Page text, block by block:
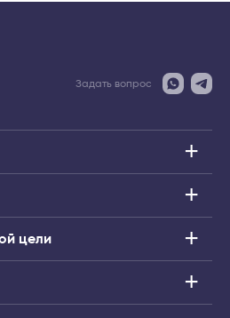
Задать вопрос
цели